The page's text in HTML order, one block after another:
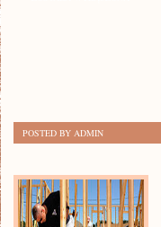
POSTED BY ADMIN